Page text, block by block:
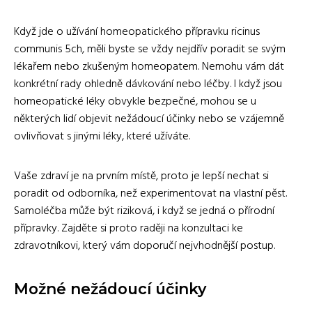
Když jde o užívání homeopatického přípravku ricinus
communis 5ch, měli byste se vždy nejdřív poradit se svým
lékařem nebo zkušeným homeopatem. Nemohu vám dát
konkrétní rady ohledně dávkování nebo léčby. I když jsou
homeopatické léky obvykle bezpečné, mohou se u
některých lidí objevit nežádoucí účinky nebo se vzájemně
ovlivňovat s jinými léky, které užíváte.
Vaše zdraví je na prvním místě, proto je lepší nechat si
poradit od odborníka, než experimentovat na vlastní pěst.
Samoléčba může být riziková, i když se jedná o přírodní
přípravky. Zajděte si proto raději na konzultaci ke
zdravotníkovi, který vám doporučí nejvhodnější postup.
Možné nežádoucí účinky